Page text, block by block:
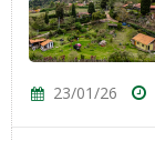
23/01/26